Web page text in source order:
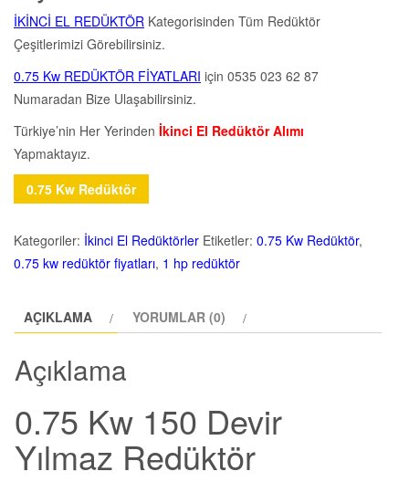
İKİNCİ EL REDÜKTÖR Kategorisinden Tüm Redüktör
Çeşitlerimizi Görebilirsiniz.
0.75 Kw REDÜKTÖR FİYATLARI için 0535 023 62 87
Numaradan Bize Ulaşabilirsiniz.
Türkiye’nin Her Yerinden İkinci El Redüktör Alımı
Yapmaktayız.
0.75 Kw Redüktör
Kategoriler: İkinci El Redüktörler Etiketler: 0.75 Kw Redüktör,
0.75 kw redüktör fiyatları, 1 hp redüktör
AÇIKLAMA YORUMLAR (0)
Açıklama
0.75 Kw 150 Devir
Yılmaz Redüktör